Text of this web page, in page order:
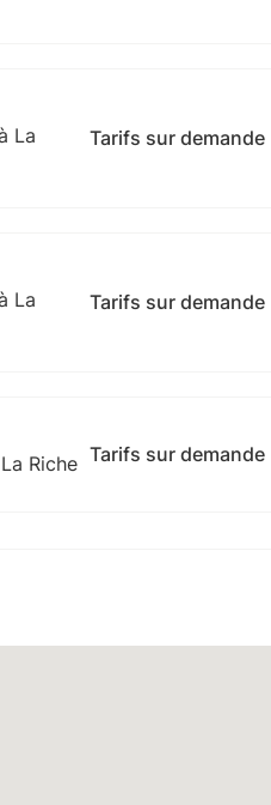
La
Tarifs sur demande
La
Tarifs sur demande
Riche Tarifs sur demande